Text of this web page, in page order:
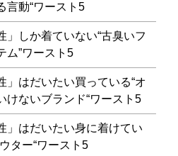
言動“ワースト5
」しか着ていない“古臭いフ
ム”ワースト5
」はだいたい買っている“オ
けないブランド“ワースト5
」はだいたい身に着けてい
ター“ワースト5